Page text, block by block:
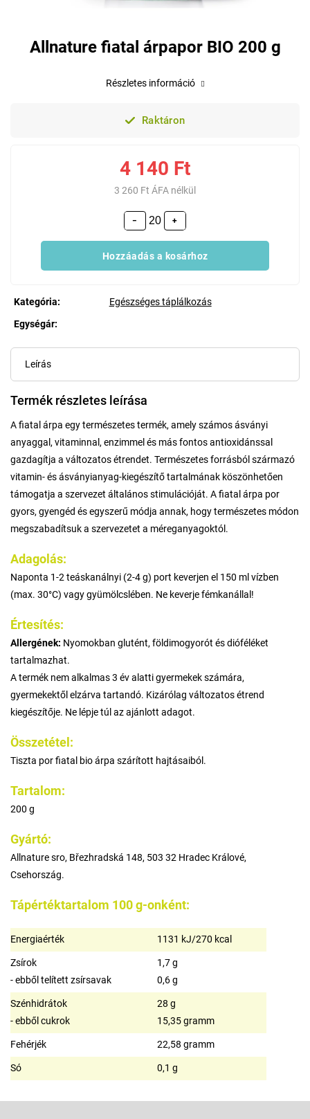
Allnature fiatal árpapor BIO 200 g
Raktáron
4 140 Ft
3 260 Ft ÁFA nélkül
+
−
Hozzáadás a kosárhoz
Kategória:
Egészséges táplálkozás
Egységár:
Részletes információ
Leírás
Termék részletes leírása
A fiatal árpa egy természetes termék, amely számos ásványi
anyaggal, vitaminnal, enzimmel és más fontos antioxidánssal
gazdagítja a változatos étrendet. Természetes forrásból származó
vitamin- és ásványianyag-kiegészítő tartalmának köszönhetően
támogatja a szervezet általános stimulációját. A fiatal árpa por
gyors, gyengéd és egyszerű módja annak, hogy természetes módon
megszabadítsuk a szervezetet a méreganyagoktól.
Adagolás:
Naponta 1-2 teáskanálnyi (2-4 g) port keverjen el 150 ml vízben
(max. 30°C) vagy gyümölcslében. Ne keverje fémkanállal!
Értesítés:
Allergének: Nyomokban glutént, földimogyorót és dióféléket
tartalmazhat.
A termék nem alkalmas 3 év alatti gyermekek számára,
gyermekektől elzárva tartandó. Kizárólag változatos étrend
kiegészítője. Ne lépje túl az ajánlott adagot.
Összetétel:
Tiszta por fiatal bio árpa szárított hajtásaiból.
Tartalom:
200 g
Gyártó:
Allnature sro, Březhradská 148, 503 32 Hradec Králové,
Csehország.
Tápértéktartalom 100 g-onként:
Energiaérték 1131 kJ/270 kcal
Zsírok
- ebből telített zsírsavak
1,7 g
0,6 g
Szénhidrátok
- ebből cukrok
28 g
15,35 gramm
Fehérjék 22,58 gramm
Só 0,1 g